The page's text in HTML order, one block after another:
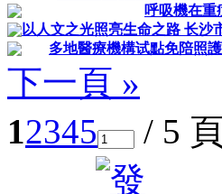
呼吸機在重
以人文之光照亮生命之路 长沙
多地醫療機構试點免陪照
下一頁 »
12345 / 5